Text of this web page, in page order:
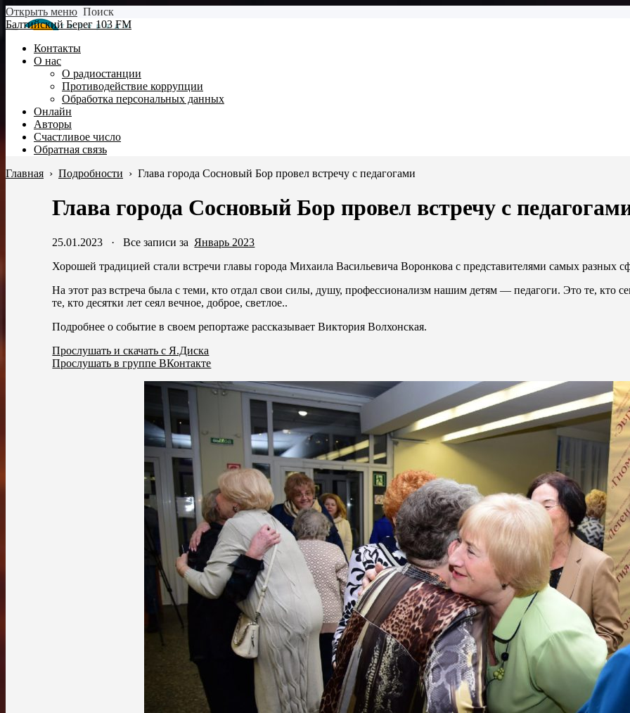
Открыть меню Поиск
Балтийский Берег 103 FM
Контакты
О нас
О радиостанции
Противодействие коррупции
Обработка персональных данных
Онлайн
Авторы
Счастливое число
Обратная связь
Главная › Подробности › Глава города Сосновый Бор провел встречу с педагогами
Глава города Сосновый Бор провел встречу с
25.01.2023 ·Все записи за Январь 2023
Хорошей традицией стали встречи главы города Михаила Васильевича Воронкова с представителями самых разных
На этот раз встреча была с теми, кто отдал свои силы, душу, профессионализм нашим детям — педагоги. Это те, кто
те, кто десятки лет сеял вечное, доброе, светлое..
Подробнее о событие в своем репортаже рассказывает Виктория Волхонская.
Прослушать и скачать с Я.Диска
Прослушать в группе ВКонтакте